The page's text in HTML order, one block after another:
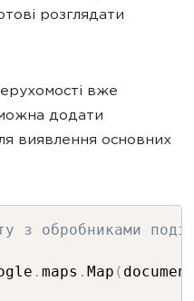
розглядати
вже
додати
виявлення основних
з обробниками
. maps . Map (